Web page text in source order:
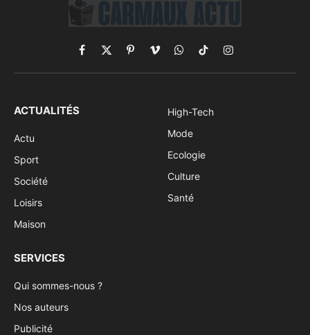
Facebook
X
(Twitter)
PinterestVimeoWhatsApp
TikTokInstagram
ACTUALITÉS
Actu
Sport
Société
Loisirs
Maison
High-Tech
Mode
Ecologie
Culture
Santé
SERVICES
Qui sommes-nous ?
Nos auteurs
Publicité